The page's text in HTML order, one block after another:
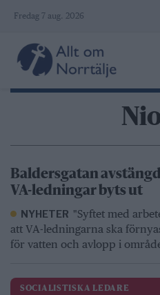
Skip
content
Fredag 7 aug. 2026
Baldersgatan
VA-ledningar byts ut
NYHETER "Syftet med
att VA-ledningarna ska
för vatten och avlopp i
SOCIALISTISKA LEDARE